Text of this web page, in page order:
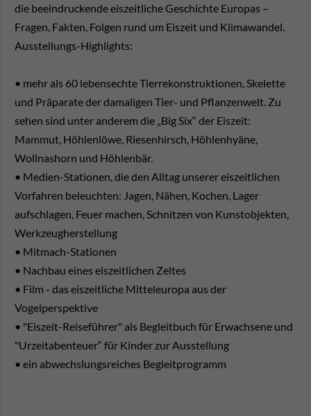
die beeindruckende eiszeitliche Geschichte Europas –
Fragen, Fakten, Folgen rund um Eiszeit und Klimawandel.
Ausstellungs-Highlights:
• mehr als 60 lebensechte Tierrekonstruktionen, Skelette
und Präparate der damaligen Tier- und Pflanzenwelt. Zu
sehen sind unter anderem die „Big Six“ der Eiszeit:
Mammut, Höhlenlöwe, Riesenhirsch, Höhlenhyäne,
Wollnashorn und Höhlenbär.
• Medien-Stationen, die den Alltag unserer eiszeitlichen
Vorfahren beleuchten: Jagen, Nähen, Kochen, Lager
aufschlagen, Feuer machen, Schnitzen von Kunstobjekten,
Werkzeugherstellung
• Mitmach-Stationen
• Nachbau eines eiszeitlichen Zeltes
• Film - das eiszeitliche Mitteleuropa aus der
Vogelperspektive
• "Eiszeit-Reiseführer" als Begleitbuch für Erwachsene und
"Urzeitabenteuer“ für Kinder zur Ausstellung
• ein abwechslungsreiches Begleitprogramm